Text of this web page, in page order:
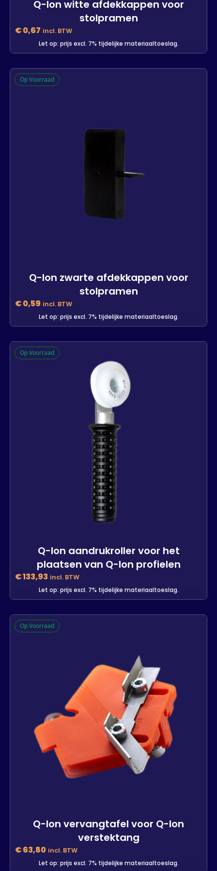
Q-lon witte afdekkappen voor
stolpramen
€0,67 incl. BTW
Let op: prijs excl. 7% tijdelijke materiaaltoeslag.
Q-lon witte afdekkappen voor
Op Voorraad
Q-lon zwarte afdekkappen voor
stolpramen
€0,59 incl. BTW
Let op: prijs excl. 7% tijdelijke materiaaltoeslag.
Q-lon zwarte afdekkappen voor
1885 op voorraad
Op Voorraad
Q-lon aandrukroller voor het
plaatsen van Q-lon profielen
€133,93 incl. BTW
Let op: prijs excl. 7% tijdelijke materiaaltoeslag.
Q-lon aandrukroller voor het
plaatsen van Q-lon profielen
+
Op Voorraad
Q-lon vervangtafel voor Q-lon
verstektang
€63,80 incl. BTW
Let op: prijs excl. 7% tijdelijke materiaaltoeslag.